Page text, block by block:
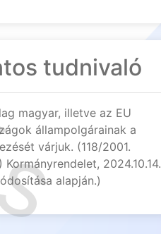
tudnivaló
magyar, illetve az EU
állampolgárainak a
várjuk. (118/2001.
Kormányrendelet, 2024.10.14.
alapján.)